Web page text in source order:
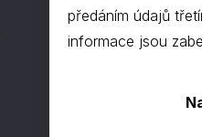
předáním údajů
informace jsou